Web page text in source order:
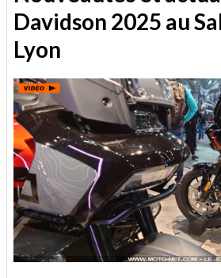
Davidson 2025 au
Lyon